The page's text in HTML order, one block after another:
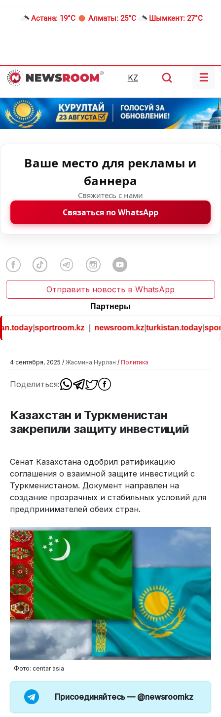
Астана: 19°C Алматы: 25°C Шымкент: 27°C
KZ ☰
Ваше место для рекламы и
баннера
Свяжитесь с нами
Связаться по WhatsApp
Отправить новость в WhatsApp
Партнеры
|sportroom.kz| newsroom.kz|turkistan.today|
4 сентября, 2025 / Жасмина Нурлан / Политика
Поделиться:
Казахстан и Туркменистан
закрепили защиту инвестиций
Сенат Казахстана одобрил ратификацию
соглашения о взаимной защите инвестиций с
Туркменистаном. Документ направлен на
создание прозрачных и стабильных условий для
предпринимателей обеих стран.
Фото: centar asia
Присоединяйтесь — @newsroomkz